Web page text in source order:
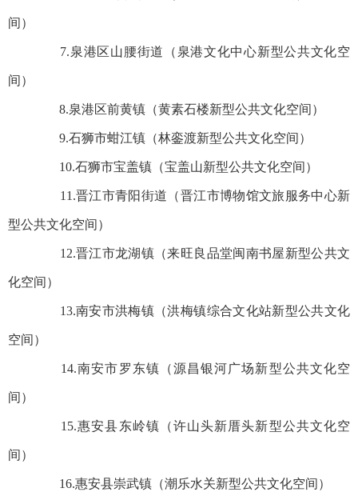
间）
7.泉港区山腰街道（泉港文化中心新型公共文化空
间）
8.泉港区前黄镇（黄素石楼新型公共文化空间）
9.石狮市蚶江镇（林銮渡新型公共文化空间）
10.石狮市宝盖镇（宝盖山新型公共文化空间）
11.晋江市青阳街道（晋江市博物馆文旅服务中心新
型公共文化空间）
12.晋江市龙湖镇（来旺良品堂闽南书屋新型公共文
化空间）
13.南安市洪梅镇（洪梅镇综合文化站新型公共文化
空间）
14.南安市罗东镇（源昌银河广场新型公共文化空
间）
15.惠安县东岭镇（许山头新厝头新型公共文化空
间）
16.惠安县崇武镇（潮乐水关新型公共文化空间）